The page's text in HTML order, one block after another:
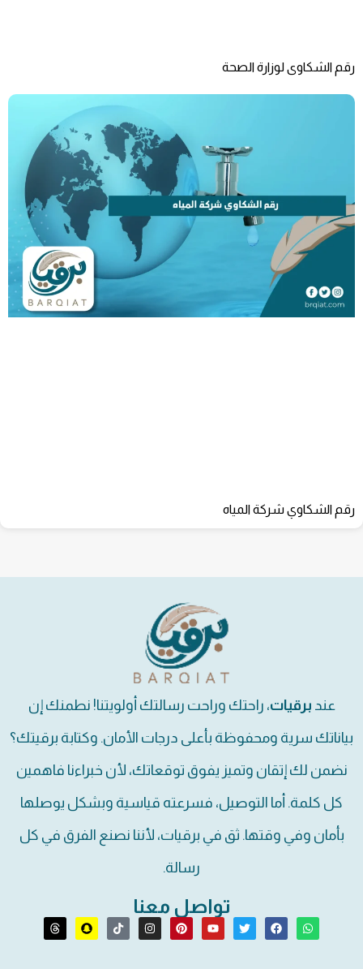
رقم الشكاوى لوزارة الصحة
رقم الشكاوي شركة المياه
عند برقيات، راحتك وراحت رسالتك أولويتنا! نطمنك إن
بياناتك سرية ومحفوظة بأعلى درجات الأمان. وكتابة برقيتك؟
نضمن لك إتقان وتميز يفوق توقعاتك، لأن خبراءنا فاهمين
كل كلمة. أما التوصيل، فسرعته قياسية وبشكل يوصلها
بأمان وفي وقتها. ثق في برقيات، لأننا نصنع الفرق في كل
رسالة.
تواصل معنا